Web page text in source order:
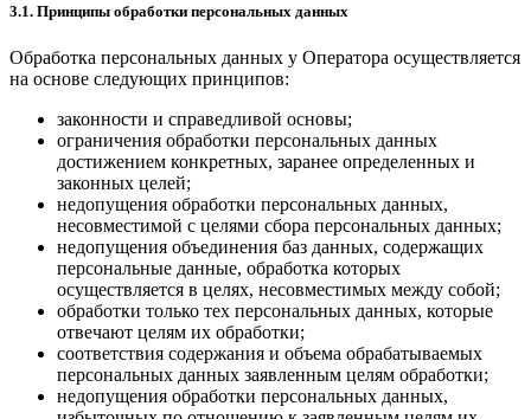
3.1. Принципы обработки персональных данных
Обработка персональных данных у Оператора осуществляется
на основе следующих принципов:
законности и справедливой основы;
ограничения обработки персональных данных
достижением конкретных, заранее определенных и
законных целей;
недопущения обработки персональных данных,
несовместимой с целями сбора персональных данных;
недопущения объединения баз данных, содержащих
персональные данные, обработка которых
осуществляется в целях, несовместимых между собой;
обработки только тех персональных данных, которые
отвечают целям их обработки;
соответствия содержания и объема обрабатываемых
персональных данных заявленным целям обработки;
недопущения обработки персональных данных,